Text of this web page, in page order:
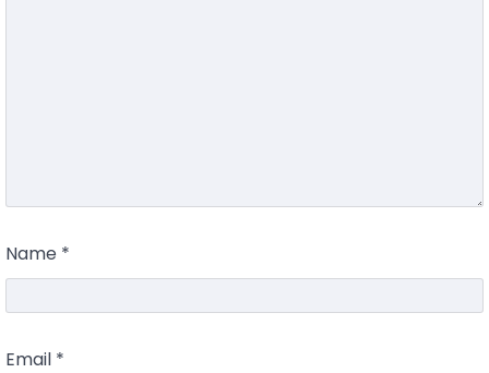
Name *
Email *